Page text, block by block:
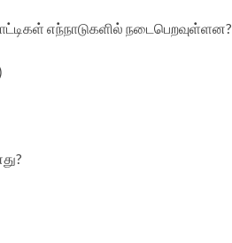
எந்நாடுகளில் நடைபெறவுள்ளன?